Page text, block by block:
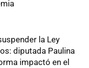
la Ley
diputada Paulina
impactó en el